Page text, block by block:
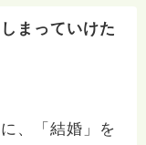
まっていけた
、「結婚」を